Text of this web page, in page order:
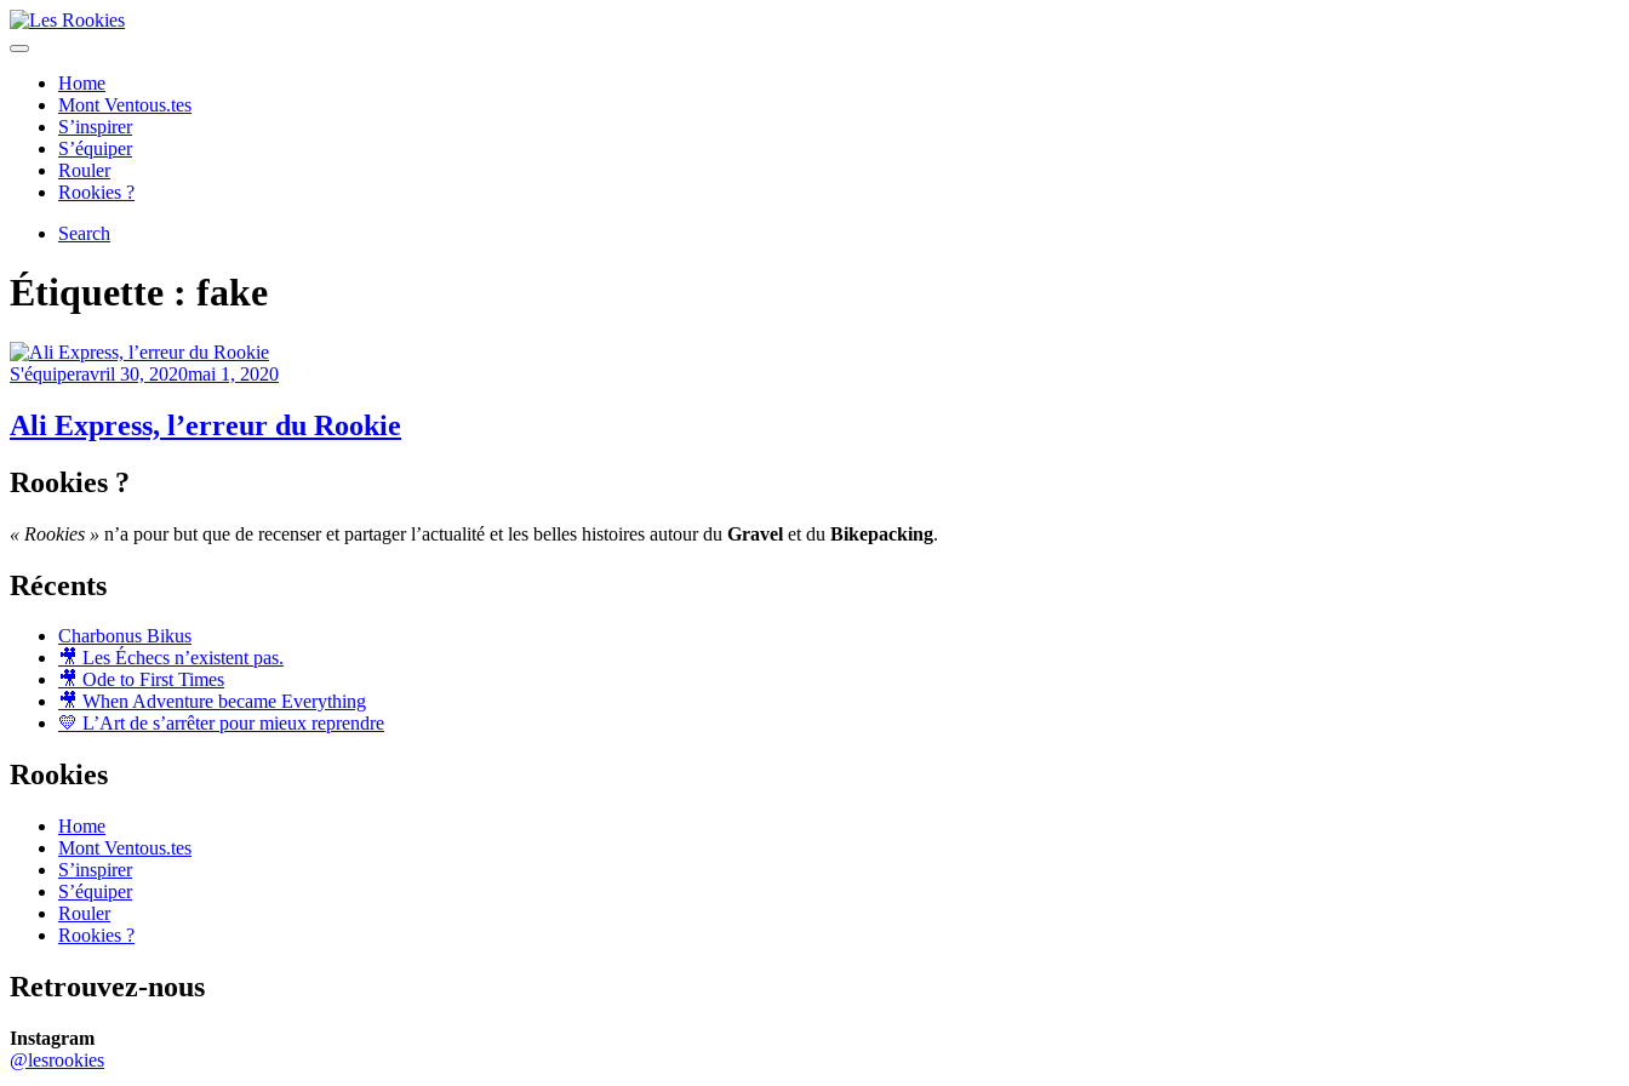
Skip
to
Menu
Home
Mont Ventous.tes
S’inspirer
S’équiper
Rouler
Rookies ?
Search
Étiquette : fake
Category
S'équiperPosted
avril 30, 2020mai 1, 2020
Ali Express, l’erreur du Rookie
Rookies ?
« Rookies » n’a pour but que de recenser et partager l’actualité et les belles histoires autour du Gravel et du Bikepacking.
Récents
Charbonus Bikus
🎥 Les Échecs n’existent pas.
🎥 Ode to First Times
🎥 When Adventure became Everything
💛 L’Art de s’arrêter pour mieux reprendre
Rookies
Home
Mont Ventous.tes
S’inspirer
S’équiper
Rouler
Rookies ?
Retrouvez-nous
Instagram
@lesrookies